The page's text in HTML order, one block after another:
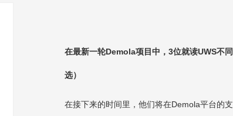
在最新一轮Demola项目中， 3位就读UWS不
选）
在接下来的时间里，他们将在Demola平台的